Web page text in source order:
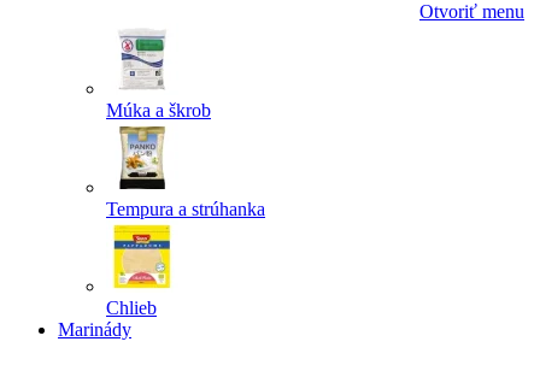
Otvoriť menu
Múka a škrob
Tempura a strúhanka
Chlieb
Marinády